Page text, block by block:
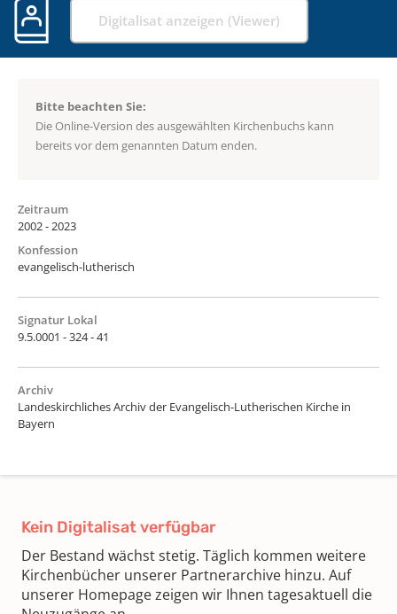
Digitalisat anzeigen (Viewer)
Bitte beachten Sie:
Die Online-Version des ausgewählten Kirchenbuchs kann
bereits vor dem genannten Datum enden.
Zeitraum
2002 - 2023
Konfession
evangelisch-lutherisch
Signatur Lokal
9.5.0001 - 324 - 41
Archiv
Landeskirchliches Archiv der Evangelisch-Lutherischen Kirche in
Bayern
Kein Digitalisat verfügbar
Der Bestand wächst stetig. Täglich kommen weitere
Kirchenbücher unserer Partnerarchive hinzu. Auf
unserer Homepage zeigen wir Ihnen tagesaktuell die